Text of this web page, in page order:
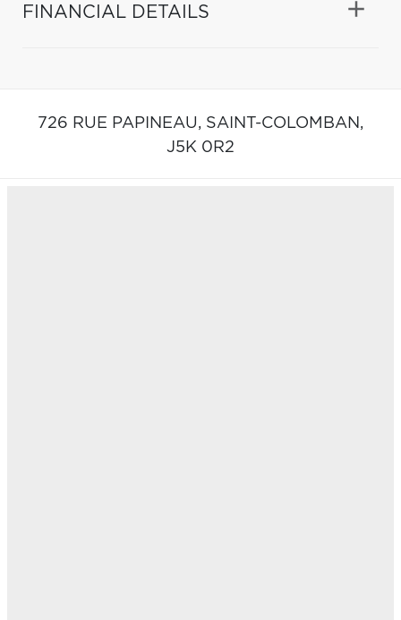
FINANCIAL DETAILS
726 RUE PAPINEAU, SAINT-COLOMBAN,
J5K 0R2